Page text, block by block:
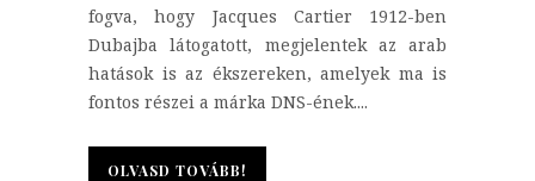
fogva, hogy Jacques Cartier 1912-ben
Dubajba látogatott, megjelentek az arab
hatások is az ékszereken, amelyek ma is
fontos részei a márka DNS-ének....
OLVASD TOVÁBB!
OLVASD TOVÁBB!